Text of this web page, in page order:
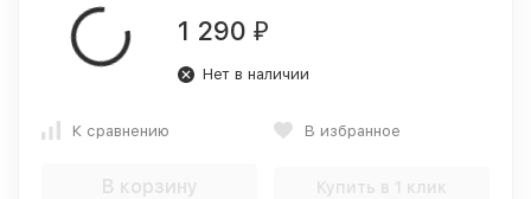
1 290 ₽
Нет в наличии
К сравнению В избранное
В корзину Купить в 1 клик